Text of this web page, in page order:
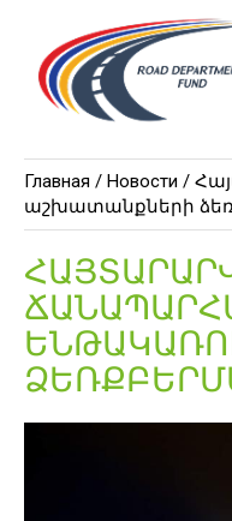
Главная / Новости /
աշխատանքների